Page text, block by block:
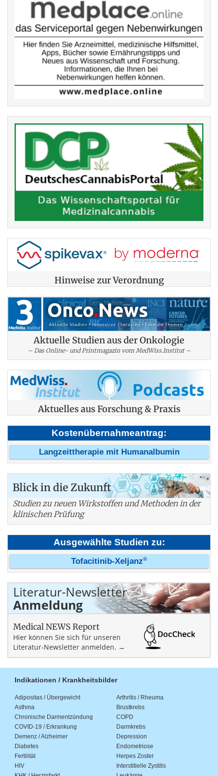
Hinweise zur Verordnung
Aktuelle Studien aus der Onkologie
– Das Online- und Printmagazin vom MedWiss.Institut –
Aktuelles aus Forschung & Praxis
Kostenübernahmeantrag:
Langzeittherapie mit Humanalbumin
Blick in die Zukunft
Studien zu neuen Wirkstoffen und Methoden in der
klinischen Prüfung
Ausgewählte Studien zu:
Tofacitinib-Xeljanz®
Literatur-Newsletter
Anmeldung
Medical NEWS Report
Hier können Sie sich für unseren
Literatur-Newsletter anmelden. →
Indikationen / Krankheitsbilder
Adipositas / Übergewicht
Arthritis / Rheuma
Asthma
Brustkrebs
Chronische Darmentzündung
COPD
COVID-19 / Erkrankung
Darmkrebs
Demenz / Alzheimer
Depression
Diabetes
Endometriose
Fertilität
Herpes Zoster
HIV
Interstitielle Zystitis